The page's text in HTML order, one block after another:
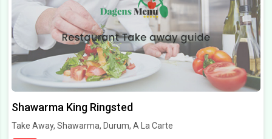
Shawarma King Ringsted
Take Away, Shawarma, Durum, A La Carte